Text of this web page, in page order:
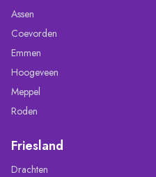
Assen
Coevorden
Emmen
Hoogeveen
Meppel
Roden
Friesland
Drachten